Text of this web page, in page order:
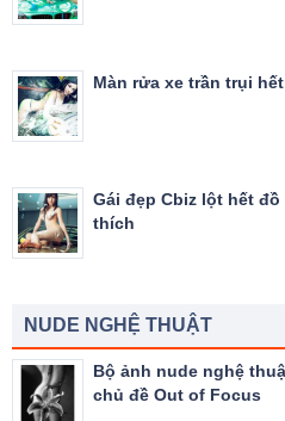
Màn rửa xe trần trụi
Gái đẹp Cbiz lột hết
thích
NUDE NGHỆ THUẬT
Bộ ảnh nude nghệ
chủ đề Out of Focus